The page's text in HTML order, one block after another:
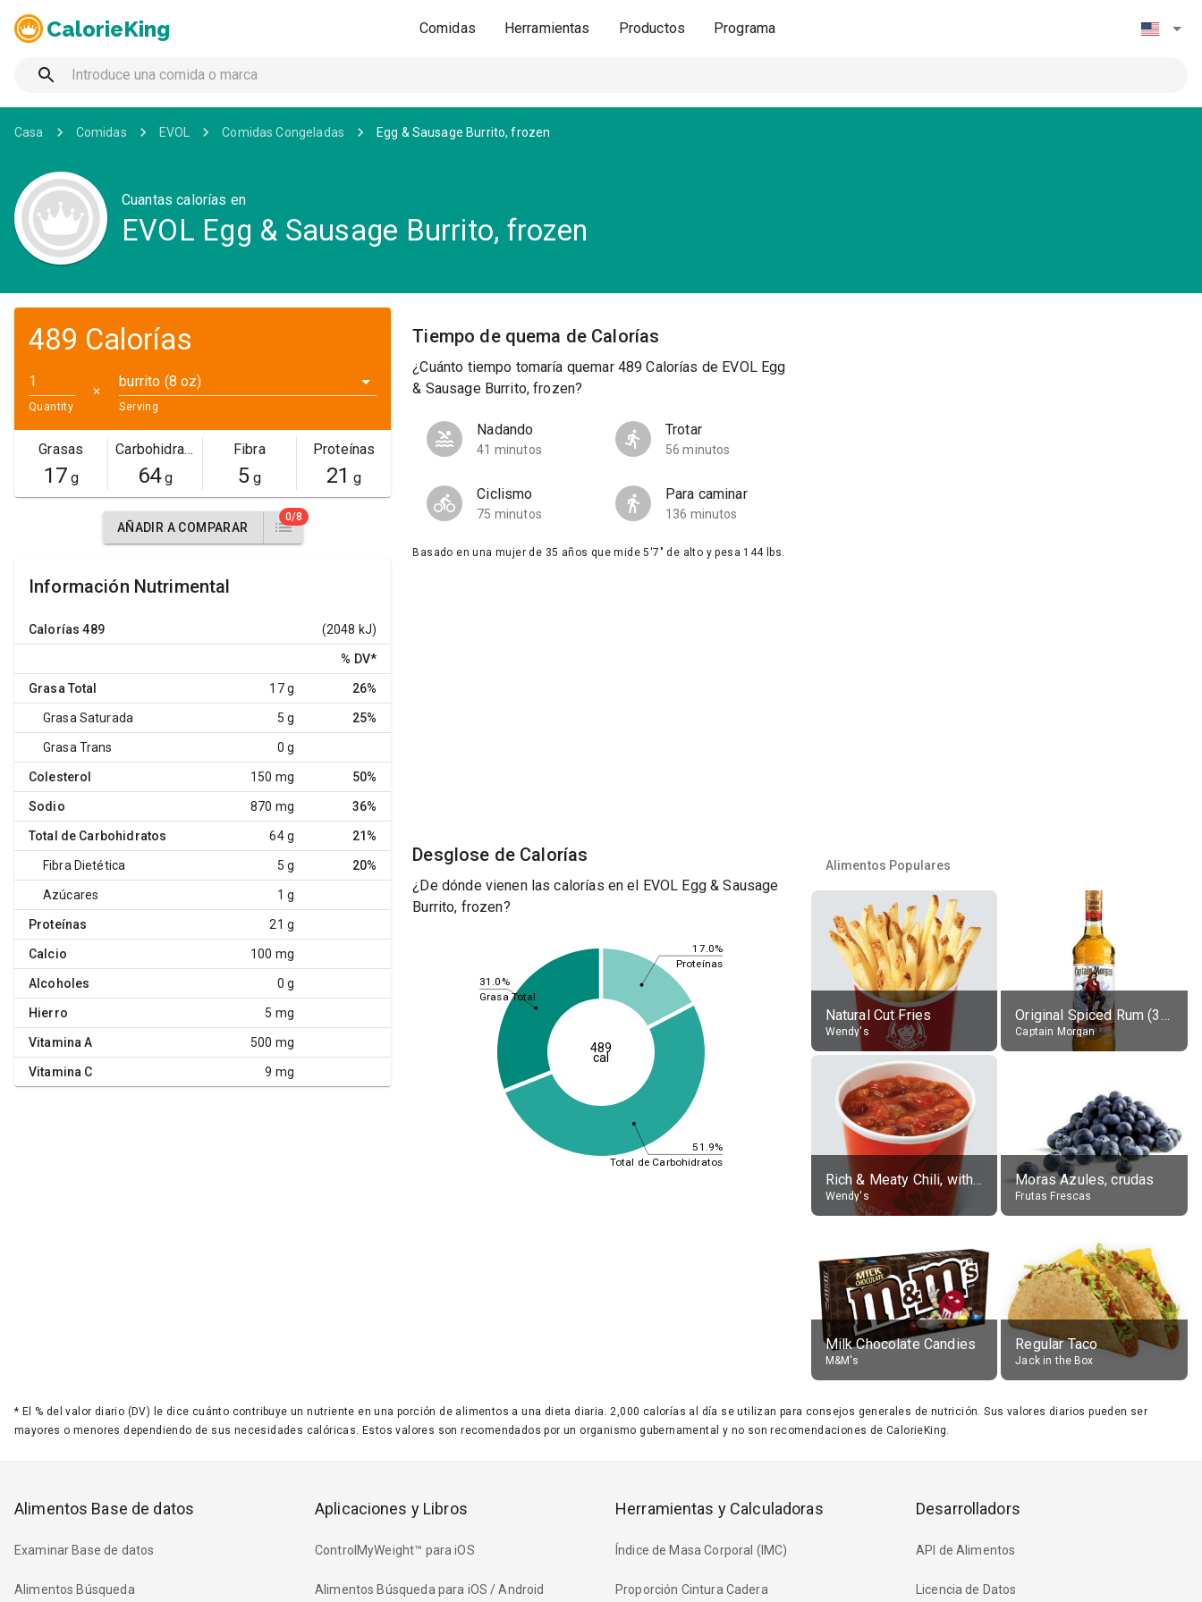
CalorieKing Comidas Herramientas Productos Programa
Casa Comidas EVOL Comidas Congeladas Egg & Sausage Burrito, frozen
Cuantas calorías en
EVOL Egg & Sausage Burrito, frozen
489 Calorías
Quantity
✕
burrito (8 oz)
Serving
Grasas
17 g
Carbohidratos
64g
Fibra
5g
Proteínas
21 g
AÑADIR A COMPARAR
0/8
Información Nutrimental
Calorías 489 (2048 kJ)
% DV*
Grasa Total 17 g 26%
Grasa Saturada 5 g 25%
Grasa Trans 0 g
Colesterol 150 mg 50%
Sodio 870 mg 36%
Total de Carbohidratos 64 g 21%
Fibra Dietética 5 g 20%
Azúcares 1 g
Proteínas 21 g
Calcio 100 mg
Alcoholes 0 g
Hierro 5 mg
Vitamina A 500 mg
Vitamina C 9 mg
Tiempo de quema de Calorías
¿Cuánto tiempo tomaría quemar 489 Calorías de EVOL Egg
& Sausage Burrito, frozen?
Nadando
41 minutos
Trotar
56 minutos
Ciclismo
75 minutos
Para caminar
136 minutos
Basado en una mujer de 35 años que mide 5'7" de alto y pesa 144 lbs.
Desglose de Calorías
¿De dónde vienen las calorías en el EVOL Egg & Sausage
Burrito, frozen?
17.0%
51.9%
31.0%
Proteínas
Total de Carbohidratos
Grasa Total
489
cal
Alimentos Populares
Natural Cut Fries
Wendy's
Original Spiced Rum (35% alc.)
Captain Morgan
Rich & Meaty Chili, without toppings, large
Wendy's
Moras Azules, crudas
Frutas Frescas
Milk Chocolate Candies
M&M's
Regular Taco
Jack in the Box
* El % del valor diario (DV) le dice cuánto contribuye un nutriente en una porción de alimentos a una dieta diaria. 2,000 calorías al día se utilizan para consejos generales de nutrición. Sus valores diarios pueden ser
mayores o menores dependiendo de sus necesidades calóricas. Estos valores son recomendados por un organismo gubernamental y no son recomendaciones de CalorieKing.
Alimentos Base de datos
Examinar Base de datos
Alimentos Búsqueda
Aplicaciones y Libros
ControlMyWeight™ para iOS
Alimentos Búsqueda para iOS / Android
Herramientas y Calculadoras
Índice de Masa Corporal (IMC)
Proporción Cintura Cadera
Desarrolladors
API de Alimentos
Licencia de Datos